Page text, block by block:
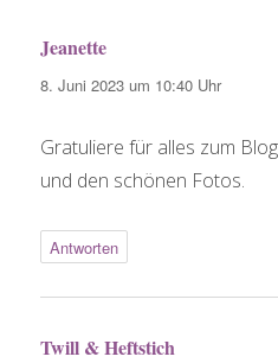
Jeanette
8. Juni 2023 um 10:40 Uhr
Gratuliere für alles zum
und den schönen Fotos.
Antworten
Twill & Heftstich